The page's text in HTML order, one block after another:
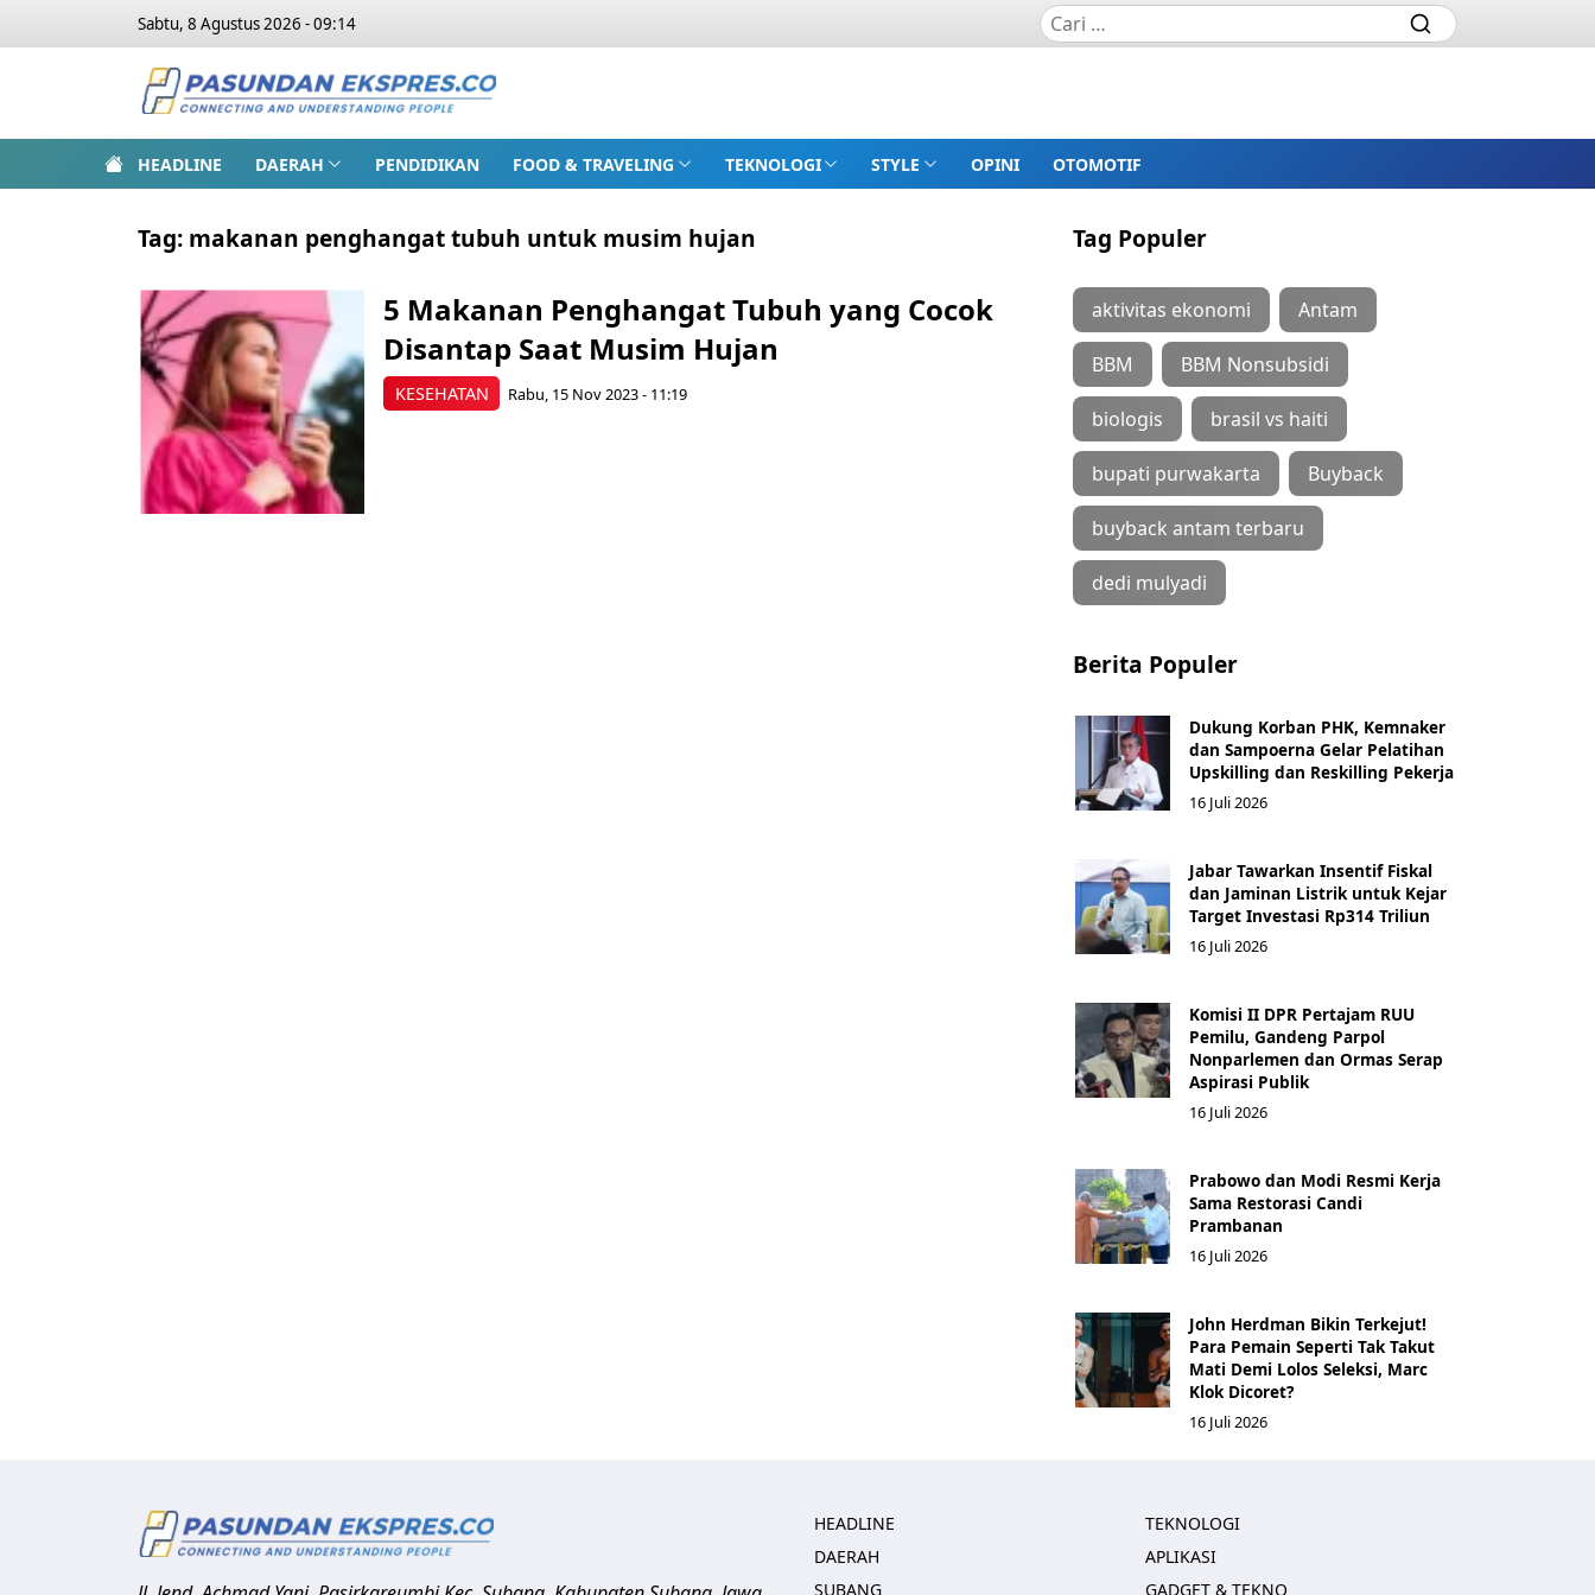
Sabtu, 8 Agustus 2026 - 09:14
HEADLINE DAERAH PENDIDIKAN FOOD & TRAVELING TEKNOLOGI STYLE OPINI OTOMOTIF
Tag: makanan penghangat tubuh untuk musim hujan
KESEHATAN
5 Makanan Penghangat Tubuh yang Cocok
Disantap Saat Musim Hujan
Rabu, 15 Nov 2023 - 11:19
Tag Populer
aktivitas ekonomi Antam
BBM BBM Nonsubsidi
biologis brasil vs haiti
bupati purwakarta Buyback
buyback antam terbaru
dedi mulyadi
Berita Populer
Dukung Korban PHK, Kemnaker
dan Sampoerna Gelar Pelatihan
Upskilling dan Reskilling Pekerja
16 Juli 2026
Jabar Tawarkan Insentif Fiskal
dan Jaminan Listrik untuk Kejar
Target Investasi Rp314 Triliun
16 Juli 2026
Komisi II DPR Pertajam RUU
Pemilu, Gandeng Parpol
Nonparlemen dan Ormas Serap
Aspirasi Publik
16 Juli 2026
Prabowo dan Modi Resmi Kerja
Sama Restorasi Candi
Prambanan
16 Juli 2026
John Herdman Bikin Terkejut!
Para Pemain Seperti Tak Takut
Mati Demi Lolos Seleksi, Marc
Klok Dicoret?
16 Juli 2026
HEADLINE
DAERAH
SUBANG
TEKNOLOGI
APLIKASI
GADGET & TEKNO